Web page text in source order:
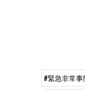
#緊急非常事